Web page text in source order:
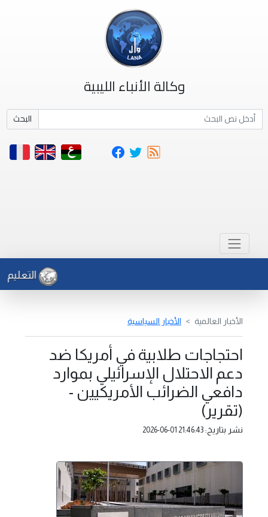
وكالة الأنباء الليبية
البحث
التعليم -
الأخبار العالمية الأخبار السياسية
احتجاجات طلابية في أمريكا ضد
دعم الاحتلال الإسرائيلي بموارد
دافعي الضرائب الأمريكيين -
(تقرير)
نشر بتاريخ: 2026-06-01 21:46:43